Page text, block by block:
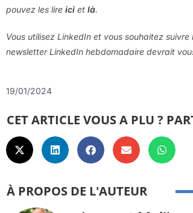
pouvez les lire ici et là.
Vous utilisez LinkedIn et vous souhaitez
newsletter LinkedIn hebdomadaire devrait
19/01/2024
CET ARTICLE VOUS A PLU ?
À PROPOS DE L'AUTEUR